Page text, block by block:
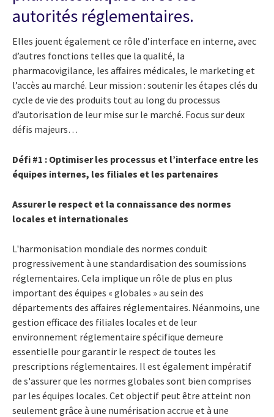
autorités réglementaires.
Elles jouent également ce rôle d’interface en interne, avec
d’autres fonctions telles que la qualité, la
pharmacovigilance, les affaires médicales, le marketing et
l’accès au marché. Leur mission : soutenir les étapes clés du
cycle de vie des produits tout au long du processus
d’autorisation de leur mise sur le marché. Focus sur deux
défis majeurs…
Défi #1 : Optimiser les processus et l’interface entre les
équipes internes, les filiales et les partenaires
Assurer le respect et la connaissance des normes
locales et internationales
L'harmonisation mondiale des normes conduit
progressivement à une standardisation des soumissions
réglementaires. Cela implique un rôle de plus en plus
important des équipes « globales » au sein des
départements des affaires réglementaires. Néanmoins, une
gestion efficace des filiales locales et de leur
environnement réglementaire spécifique demeure
essentielle pour garantir le respect de toutes les
prescriptions réglementaires. Il est également impératif
de s'assurer que les normes globales sont bien comprises
par les équipes locales. Cet objectif peut être atteint non
seulement grâce à une numérisation accrue et à une